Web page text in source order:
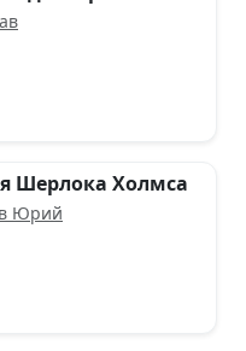
Шерлока Холмса
Юрий